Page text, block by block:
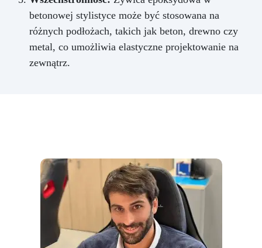
betonowej stylistyce może być stosowana na
różnych podłożach, takich jak beton, drewno czy
metal, co umożliwia elastyczne projektowanie na
zewnątrz.